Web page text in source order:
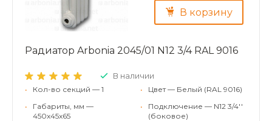
В корзину
Радиатор Arbonia 2045/01 N12 3/4 RAL 9016
В наличии
•
Кол-во секций — 1
•
Габариты, мм —
450x45x65
•
Цвет — Белый (RAL 9016)
•
Подключение — N12 3/4''
(боковое)